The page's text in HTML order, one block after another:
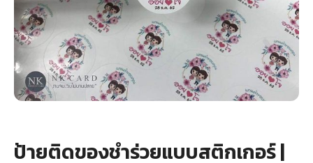
การ์ดขึ้นบ้านใหม่
ซองเปล่า
รับพิมพ์หน้าซอง +
ป้ายติดของชำร่วยแบบสติกเกอร์ |